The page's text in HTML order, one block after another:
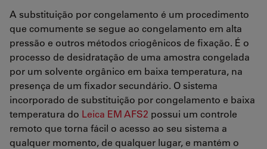
A substituição por congelamento é um procedimento
que comumente se segue ao congelamento em alta
pressão e outros métodos criogênicos de fixação. É o
processo de desidratação de uma amostra congelada
por um solvente orgânico em baixa temperatura, na
presença de um fixador secundário. O sistema
incorporado de substituição por congelamento e baixa
temperatura do Leica EM AFS2 possui um controle
remoto que torna fácil o acesso ao seu sistema a
qualquer momento, de qualquer lugar, e mantém o